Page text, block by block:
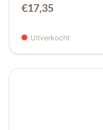
€17,35
Uitverkocht